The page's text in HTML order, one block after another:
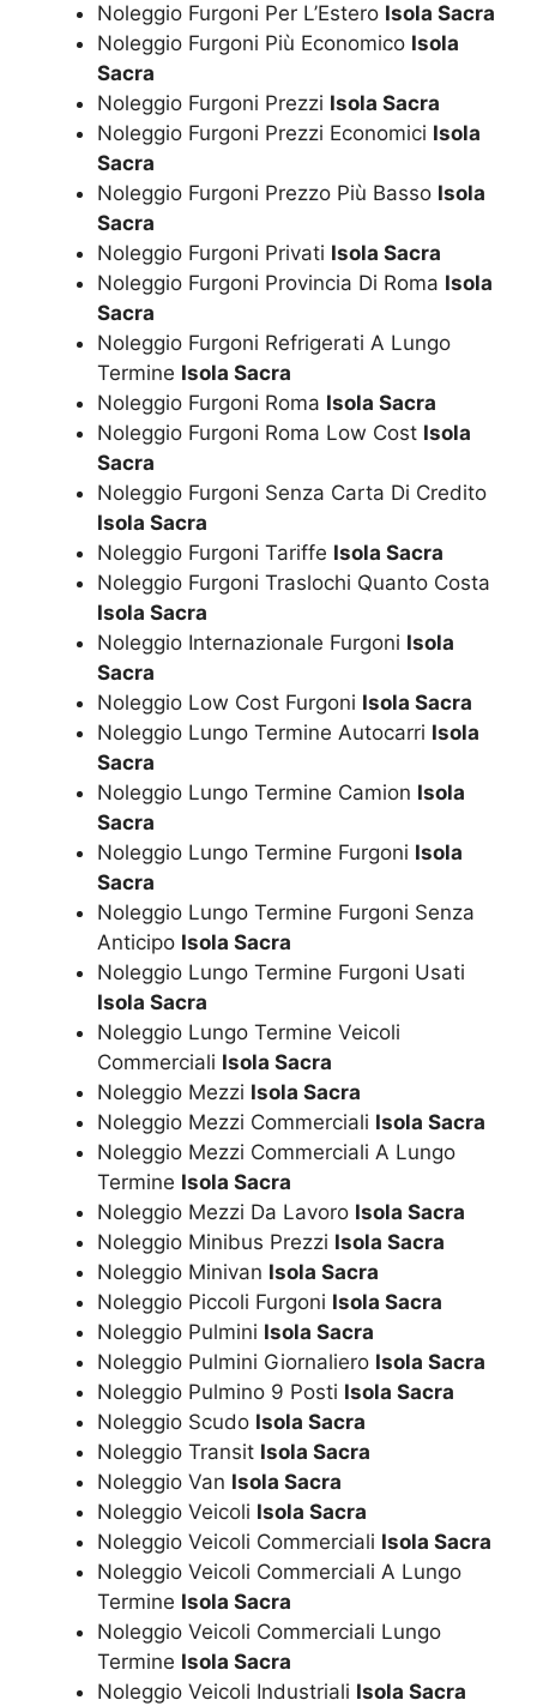
Noleggio Furgoni Per L’Estero Isola Sacra
Noleggio Furgoni Più Economico Isola
Sacra
Noleggio Furgoni Prezzi Isola Sacra
Noleggio Furgoni Prezzi Economici Isola
Sacra
Noleggio Furgoni Prezzo Più Basso Isola
Sacra
Noleggio Furgoni Privati Isola Sacra
Noleggio Furgoni Provincia Di Roma Isola
Sacra
Noleggio Furgoni Refrigerati A Lungo
Termine Isola Sacra
Noleggio Furgoni Roma Isola Sacra
Noleggio Furgoni Roma Low Cost Isola
Sacra
Noleggio Furgoni Senza Carta Di Credito
Isola Sacra
Noleggio Furgoni Tariffe Isola Sacra
Noleggio Furgoni Traslochi Quanto Costa
Isola Sacra
Noleggio Internazionale Furgoni Isola
Sacra
Noleggio Low Cost Furgoni Isola Sacra
Noleggio Lungo Termine Autocarri Isola
Sacra
Noleggio Lungo Termine Camion Isola
Sacra
Noleggio Lungo Termine Furgoni Isola
Sacra
Noleggio Lungo Termine Furgoni Senza
Anticipo Isola Sacra
Noleggio Lungo Termine Furgoni Usati
Isola Sacra
Noleggio Lungo Termine Veicoli
Commerciali Isola Sacra
Noleggio Mezzi Isola Sacra
Noleggio Mezzi Commerciali Isola Sacra
Noleggio Mezzi Commerciali A Lungo
Termine Isola Sacra
Noleggio Mezzi Da Lavoro Isola Sacra
Noleggio Minibus Prezzi Isola Sacra
Noleggio Minivan Isola Sacra
Noleggio Piccoli Furgoni Isola Sacra
Noleggio Pulmini Isola Sacra
Noleggio Pulmini Giornaliero Isola Sacra
Noleggio Pulmino 9 Posti Isola Sacra
Noleggio Scudo Isola Sacra
Noleggio Transit Isola Sacra
Noleggio Van Isola Sacra
Noleggio Veicoli Isola Sacra
Noleggio Veicoli Commerciali Isola Sacra
Noleggio Veicoli Commerciali A Lungo
Termine Isola Sacra
Noleggio Veicoli Commerciali Lungo
Termine Isola Sacra
Noleggio Veicoli Industriali Isola Sacra